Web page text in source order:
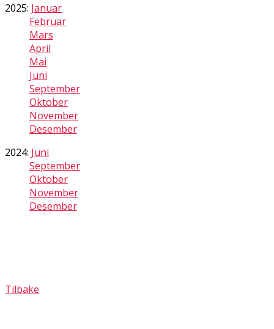
2025: Januar
Februar
Mars
April
Mai
Juni
September
Oktober
November
Desember
2024: Juni
September
Oktober
November
Desember
Tilbake